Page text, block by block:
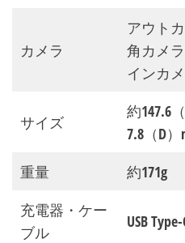
カメラ
アウト
角カメラ
インカ
サイズ
約147.6
7.8（D）
重量
約171g
充電器・ケー
ブル
USB Type-